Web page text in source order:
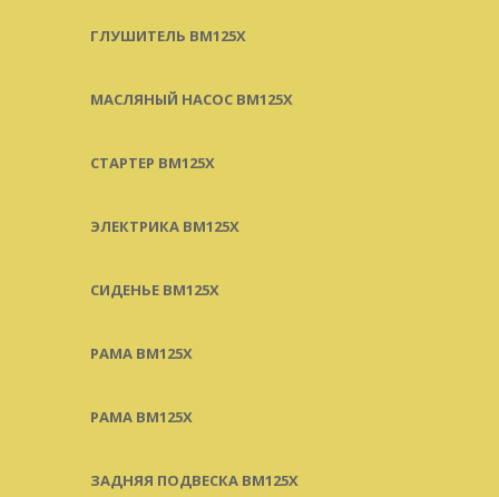
ГЛУШИТЕЛЬ BM125X
МАСЛЯНЫЙ НАСОС BM125X
СТАРТЕР BM125X
ЭЛЕКТРИКА BM125X
СИДЕНЬЕ BM125X
РАМА BM125X
РАМА BM125X
ЗАДНЯЯ ПОДВЕСКА BM125X